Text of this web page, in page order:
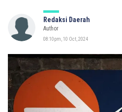
Redaksi Daerah
Author
08:10pm, 10 Oct, 2024